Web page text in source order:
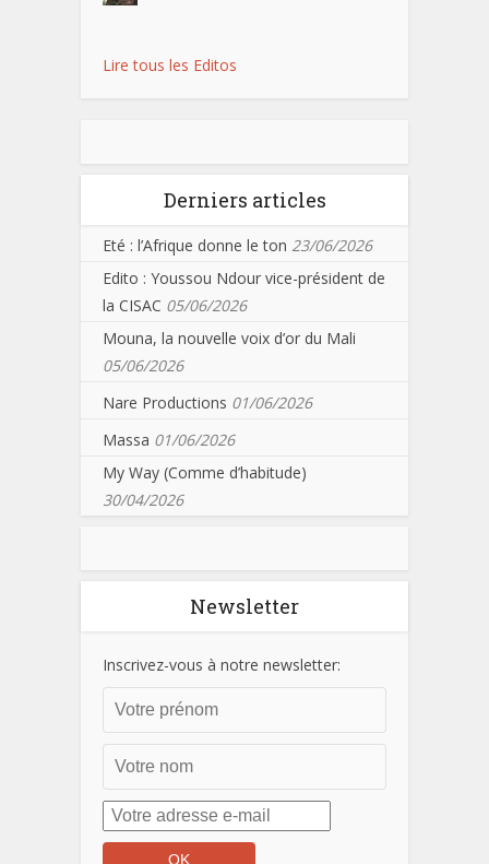
Lire tous les Editos
Derniers articles
Eté : l’Afrique donne le ton 23/06/2026
Edito : Youssou Ndour vice-président de
la CISAC 05/06/2026
Mouna, la nouvelle voix d’or du Mali
05/06/2026
Nare Productions 01/06/2026
Massa 01/06/2026
My Way (Comme d’habitude)
30/04/2026
Newsletter
Inscrivez-vous à notre newsletter: